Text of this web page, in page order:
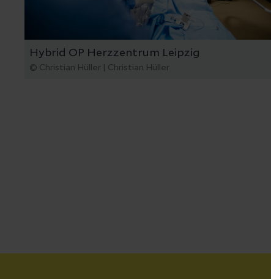
Hybrid OP Herzzentrum Leipzig
© Christian Hüller | Christian Hüller